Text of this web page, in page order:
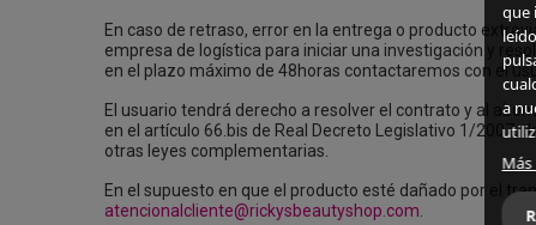
En caso de retraso, error en la entrega o producto
empresa de logística para iniciar una investigación y
en el plazo máximo de 48horas contactaremos con el
El usuario tendrá derecho a resolver el contrato y al
en el artículo 66.bis de Real Decreto Legislativo 1/2007,
otras leyes complementarias.
En el supuesto en que el producto esté dañado por el
atencionalcliente@rickysbeautyshop.com
que
a